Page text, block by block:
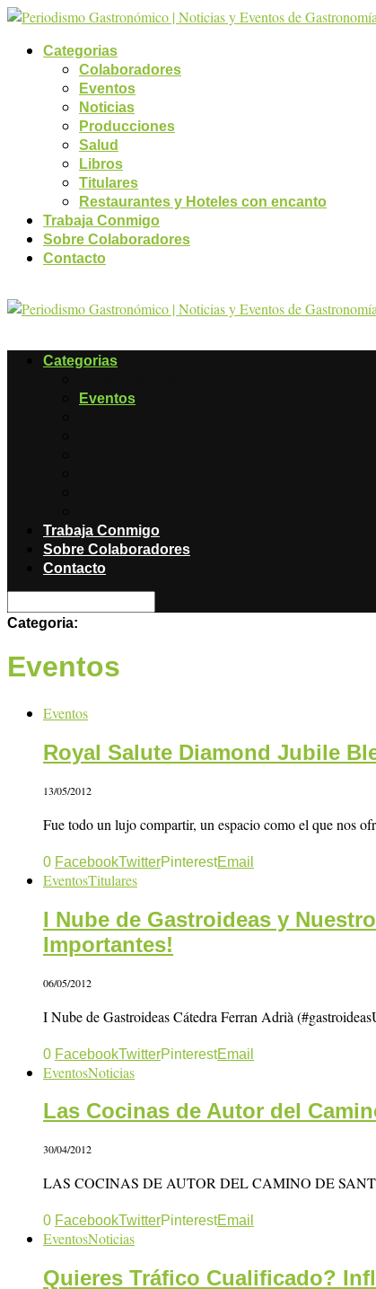
Categorias
Colaboradores
Eventos
Noticias
Producciones
Salud
Libros
Titulares
Restaurantes y Hoteles con encanto
Trabaja Conmigo
Sobre Colaboradores
Contacto
Categorias
Eventos
Trabaja Conmigo
Sobre Colaboradores
Contacto
Categoria:
Eventos
Eventos
Royal Salute Diamond Jubile
13/05/2012
Fue todo un lujo compartir, un espacio como el que nos
0 FacebookTwitterPinterestEmail
EventosTitulares
I Nube de Gastroideas y
Importantes!
06/05/2012
I Nube de Gastroideas Cátedra Ferran Adrià
0 FacebookTwitterPinterestEmail
EventosNoticias
Las Cocinas de Autor del
30/04/2012
LAS COCINAS DE AUTOR DEL CAMINO DE
0 FacebookTwitterPinterestEmail
EventosNoticias
Quieres Tráfico Cualificado?